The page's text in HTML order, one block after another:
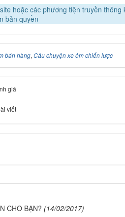
hoặc các phương tiện truyền
bản quyền
bán hàng,Câu chuyện xe ôm chiến lược
giá
viết
CHO BẠN? (14/02/2017)